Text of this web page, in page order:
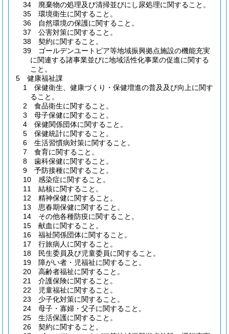
34 廃棄物の処理及び清掃並びにし尿処理に関すること。
35 環境衛生に関すること。
36 自然環境の保護に関すること。
37 公害対策に関すること。
38 契約に関すること。
39 ゴールデンユートピア等地域振興拠点施設の機能充実
に関連する諸事業並びに地域活性化事業の促進に関する
こと。
5 健康福祉課
1 保健衛生、健康づくり・保健増進の普及及び向上に関す
ること。
2 食品衛生に関すること。
3 母子保健に関すること。
4 保健関係団体に関すること。
5 保健統計に関すること。
6 生活習慣病対策に関すること。
7 食育に関すること。
8 歯科保健に関すること。
9 予防接種に関すること。
10 感染症に関すること。
11 結核に関すること。
12 精神保健に関すること。
13 思春期保健に関すること。
14 その他各種防疫に関すること。
15 献血に関すること。
16 福祉関係団体に関すること。
17 行旅病人に関すること。
18 民生委員及び児童委員に関すること。
19 障がい者・児福祉に関すること。
20 高齢者福祉に関すること。
21 介護保険に関すること。
22 児童福祉に関すること。
23 少子化対策に関すること。
24 母子・寡婦・父子に関すること。
25 生活保護に関すること。
26 契約に関すること。